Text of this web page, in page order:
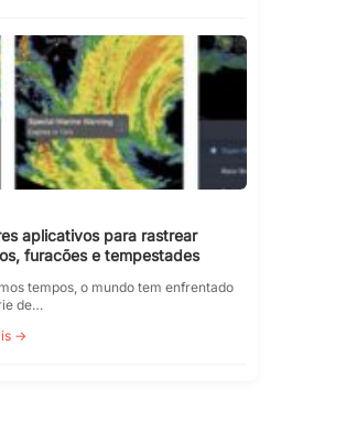
aplicativos para rastrear
furacões e tempestades
tempos, o mundo tem enfrentado
de…
→